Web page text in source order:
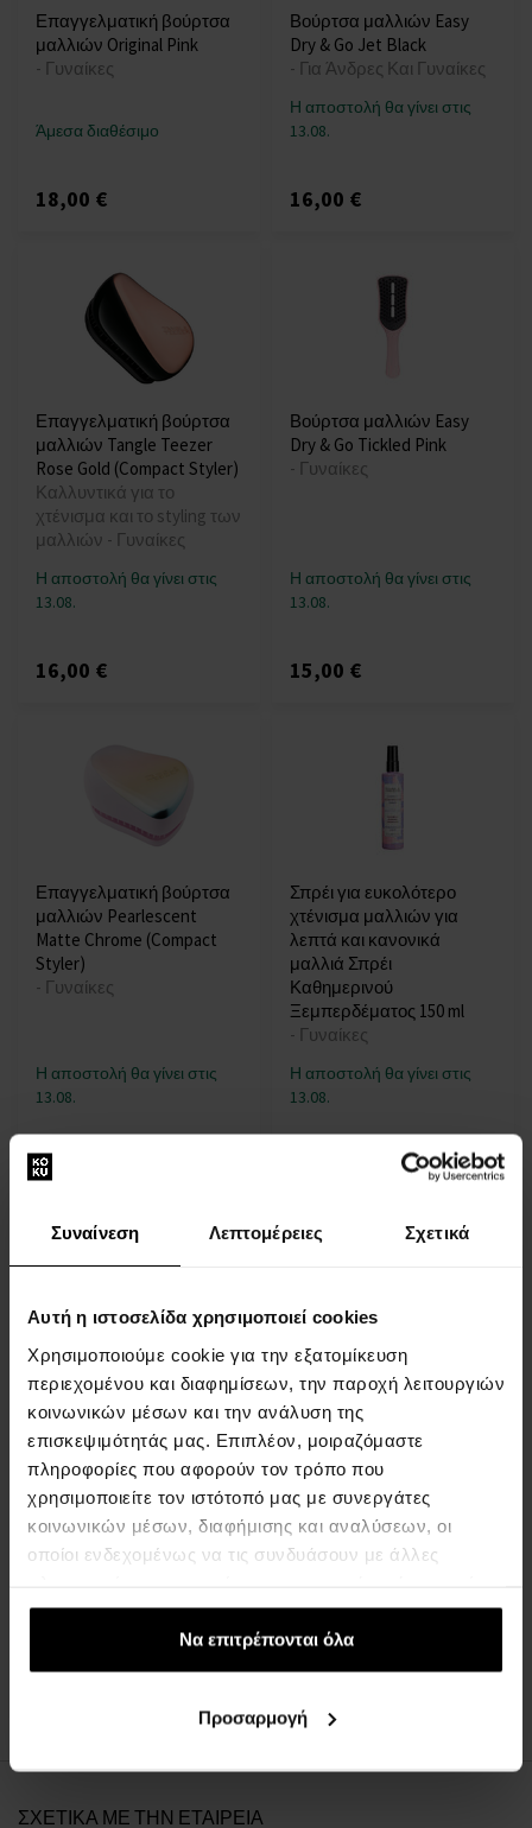
Συναίνεση Λεπτομέρειες Σχετικά
Αυτή η ιστοσελίδα χρησιμοποιεί cookies
Χρησιμοποιούμε cookie για την εξατομίκευση
περιεχομένου και διαφημίσεων, την παροχή λειτουργιών
κοινωνικών μέσων και την ανάλυση της
επισκεψιμότητάς μας. Επιπλέον, μοιραζόμαστε
πληροφορίες που αφορούν τον τρόπο που
χρησιμοποιείτε τον ιστότοπό μας με συνεργάτες
κοινωνικών μέσων, διαφήμισης και αναλύσεων, οι
οποίοι ενδεχομένως να τις συνδυάσουν με άλλες
έχουν συλλέξει σε σχέση με την από μέρους σας χρήση
των υπηρεσιών τους.Να επιτρέπονται όλα
Προσαρμογή
Επαγγελματική βούρτσα
μαλλιών Original Pink
- Γυναίκες
Άμεσα διαθέσιμο
18,00 €
Βούρτσα μαλλιών Easy
Dry & Go Jet Black
- Για Άνδρες Και Γυναίκες
Η αποστολή θα γίνει στις
13.08.
16,00 €
Επαγγελματική βούρτσα
μαλλιών Tangle Teezer
Rose Gold (Compact Styler)
Καλλυντικά για το
χτένισμα και το styling των
μαλλιών - Γυναίκες
Η αποστολή θα γίνει στις
13.08.
16,00 €
Βούρτσα μαλλιών Easy
Dry & Go Tickled Pink
- Γυναίκες
Η αποστολή θα γίνει στις
13.08.
15,00 €
Επαγγελματική βούρτσα
μαλλιών Pearlescent
Matte Chrome (Compact
Styler)
- Γυναίκες
Η αποστολή θα γίνει στις
13.08.
16,00 €
Σπρέι για ευκολότερο
χτένισμα μαλλιών για
λεπτά και κανονικά
μαλλιά Σπρέι
Καθημερινού
Ξεμπερδέματος 150 ml
- Γυναίκες
Η αποστολή θα γίνει στις
13.08.
Βούρτσα μαλλιών Wet
Detangling Midnight Black
- Για Άνδρες Και Γυναίκες
Η αποστολή θα γίνει στις
13.08.
Καθημερινό Σπρέι
Ξεμπερδέματος για
Παιδιά 150 ml
- Για Άνδρες Και Γυναίκες
Η αποστολή θα γίνει στις
13.08.
:
1
ΣΧΕΤΙΚΑ ΜΕ ΤΗΝ ΕΤΑΙΡΕΙΑ